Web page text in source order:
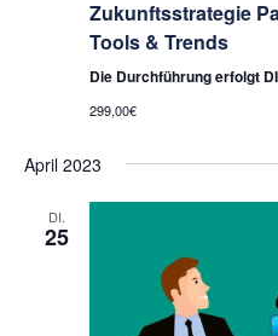
Zukunftsstrategie
Tools & Trends
Die Durchführung erfolgt
299,00€
April 2023
DI.
25